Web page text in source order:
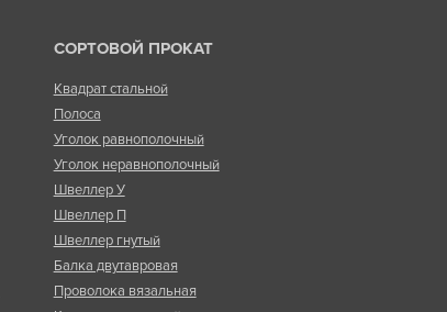
СОРТОВОЙ ПРОКАТ
Квадрат стальной
Полоса
Уголок равнополочный
Уголок неравнополочный
Швеллер У
Швеллер П
Швеллер гнутый
Балка двутавровая
Проволока вязальная